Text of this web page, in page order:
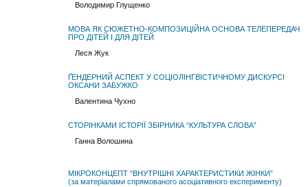
Володимир Глущенко
МОВА ЯК СЮЖЕТНО-КОМПОЗИЦІЙНА ОСНОВА ТЕЛЕПЕРЕДАЧ
ПРО ДІТЕЙ І ДЛЯ ДІТЕЙ
Леся Жук
ҐЕНДЕРНИЙ АСПЕКТ У СОЦІОЛІНГВІСТИЧНОМУ ДИСКУРСІ
ОКСАНИ ЗАБУЖКО
Валентина Чухно
СТОРІНКАМИ ІСТОРІЇ ЗБІРНИКА “КУЛЬТУРА СЛОВА”
Ганна Волошина
МІКРОКОНЦЕПТ “ВНУТРІШНІ ХАРАКТЕРИСТИКИ ЖІНКИ”
(за матеріалами спрямованого асоціативного експерименту)